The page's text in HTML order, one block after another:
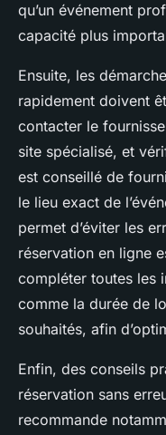
qu’un événement
capacité plus
Ensuite, les
rapidement doivent
contacter le
site spécialisé, et
est conseillé de
le lieu exact de
permet d’éviter les
réservation en ligne
compléter toutes les
comme la durée de
souhaités, afin
Enfin, des conseils
réservation sans
recommande